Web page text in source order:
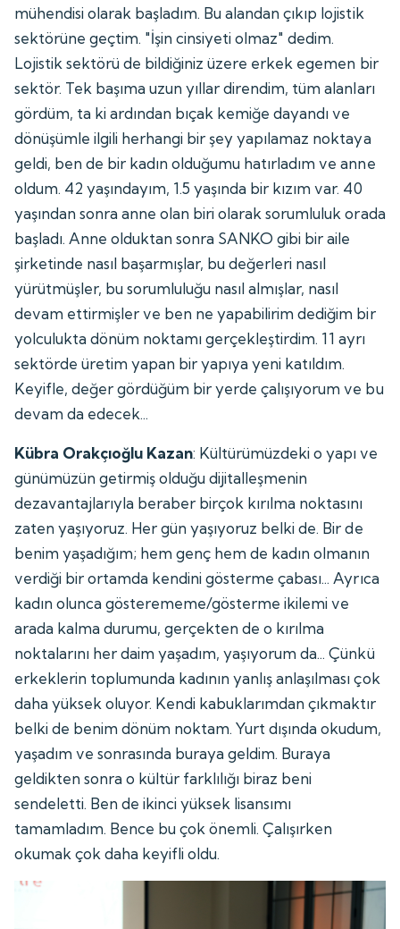
mühendisi olarak başladım. Bu alandan çıkıp lojistik
sektörüne geçtim. "İşin cinsiyeti olmaz" dedim.
Lojistik sektörü de bildiğiniz üzere erkek egemen bir
sektör. Tek başıma uzun yıllar direndim, tüm alanları
gördüm, ta ki ardından bıçak kemiğe dayandı ve
dönüşümle ilgili herhangi bir şey yapılamaz noktaya
geldi, ben de bir kadın olduğumu hatırladım ve anne
oldum. 42 yaşındayım, 1.5 yaşında bir kızım var. 40
yaşından sonra anne olan biri olarak sorumluluk orada
başladı. Anne olduktan sonra SANKO gibi bir aile
şirketinde nasıl başarmışlar, bu değerleri nasıl
yürütmüşler, bu sorumluluğu nasıl almışlar, nasıl
devam ettirmişler ve ben ne yapabilirim dediğim bir
yolculukta dönüm noktamı gerçekleştirdim. 11 ayrı
sektörde üretim yapan bir yapıya yeni katıldım.
Keyifle, değer gördüğüm bir yerde çalışıyorum ve bu
devam da edecek...
Kübra Orakçıoğlu Kazan: Kültürümüzdeki o yapı ve
günümüzün getirmiş olduğu dijitalleşmenin
dezavantajlarıyla beraber birçok kırılma noktasını
zaten yaşıyoruz. Her gün yaşıyoruz belki de. Bir de
benim yaşadığım; hem genç hem de kadın olmanın
verdiği bir ortamda kendini gösterme çabası... Ayrıca
kadın olunca gösterememe/gösterme ikilemi ve
arada kalma durumu, gerçekten de o kırılma
noktalarını her daim yaşadım, yaşıyorum da... Çünkü
erkeklerin toplumunda kadının yanlış anlaşılması çok
daha yüksek oluyor. Kendi kabuklarımdan çıkmaktır
belki de benim dönüm noktam. Yurt dışında okudum,
yaşadım ve sonrasında buraya geldim. Buraya
geldikten sonra o kültür farklılığı biraz beni
sendeletti. Ben de ikinci yüksek lisansımı
tamamladım. Bence bu çok önemli. Çalışırken
okumak çok daha keyifli oldu.